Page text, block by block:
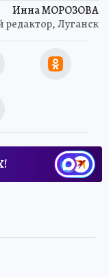
Инна МОРОЗОВА
Луганск